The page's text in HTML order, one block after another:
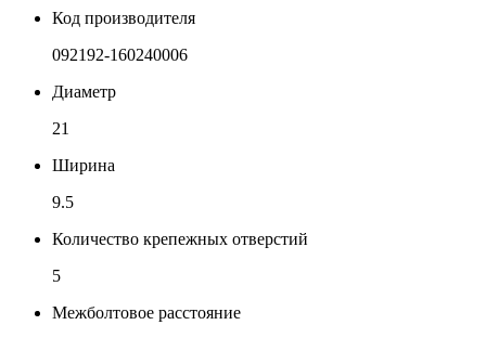
Код производителя
092192-160240006
Диаметр
21
Ширина
9.5
Количество крепежных отверстий
5
Межболтовое расстояние